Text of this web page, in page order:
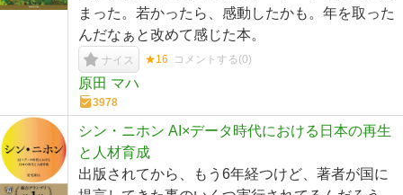
まった。若かったら、感動したかも。年を取った
んだなぁと改めて感じた本。
ナイス ★16 コメントする(0)
原田 マハ
3978
シン・ニホン AI×データ時代における日本の再生
と人材育成
出版されてから、もう6年経つけど、著者が国に